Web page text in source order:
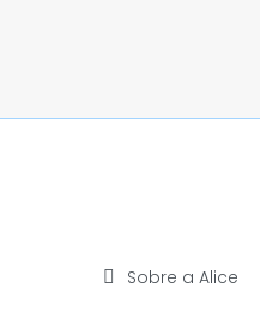
Sobre a Alice